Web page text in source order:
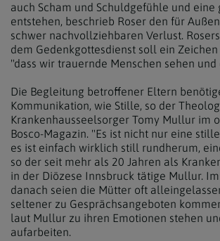
auch Scham und Schuldgefühle und eine
entstehen, beschrieb Roser den für
schwer nachvollziehbaren Verlust.
dem Gedenkgottesdienst soll ein
"dass wir trauernde Menschen sehen
Die Begleitung betroffener Eltern
Kommunikation, wie Stille, so der
Krankenhausseelsorger Tomy Mullur im
Bosco-Magazin. "Es ist nicht nur eine
es ist einfach wirklich still rundherum,
so der seit mehr als 20 Jahren als
in der Diözese Innsbruck tätige Mullur.
danach seien die Mütter oft
seltener zu Gesprächsangeboten
laut Mullur zu ihren Emotionen stehen
aufarbeiten.